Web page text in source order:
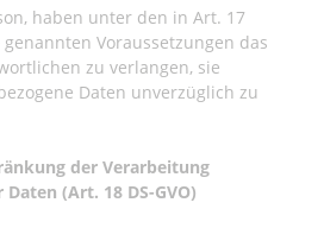
haben unter den in Art. 17
genannten Voraussetzungen das
zu verlangen, sie
Daten unverzüglich zu
der Verarbeitung
(Art. 18 DS-GVO)